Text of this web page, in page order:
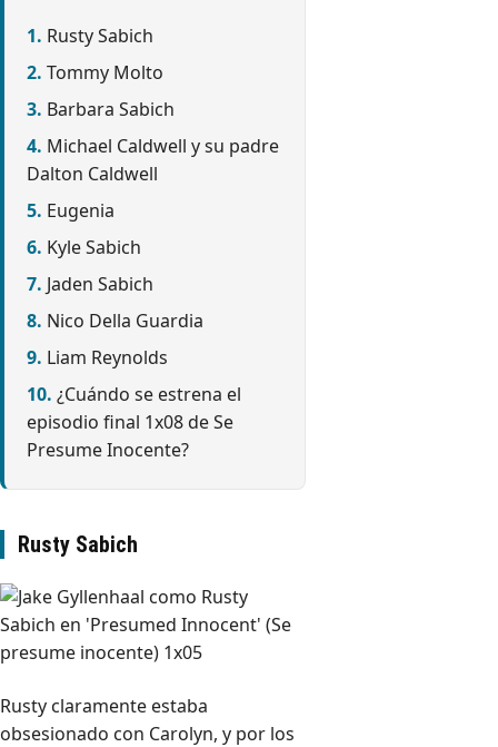
Rusty Sabich
Tommy Molto
Barbara Sabich
Michael Caldwell y su padre
Dalton Caldwell
Eugenia
Kyle Sabich
Jaden Sabich
Nico Della Guardia
Liam Reynolds
¿Cuándo se estrena el
episodio final 1x08 de Se
Presume Inocente?
Rusty Sabich
Rusty claramente estaba
obsesionado con Carolyn, y por los